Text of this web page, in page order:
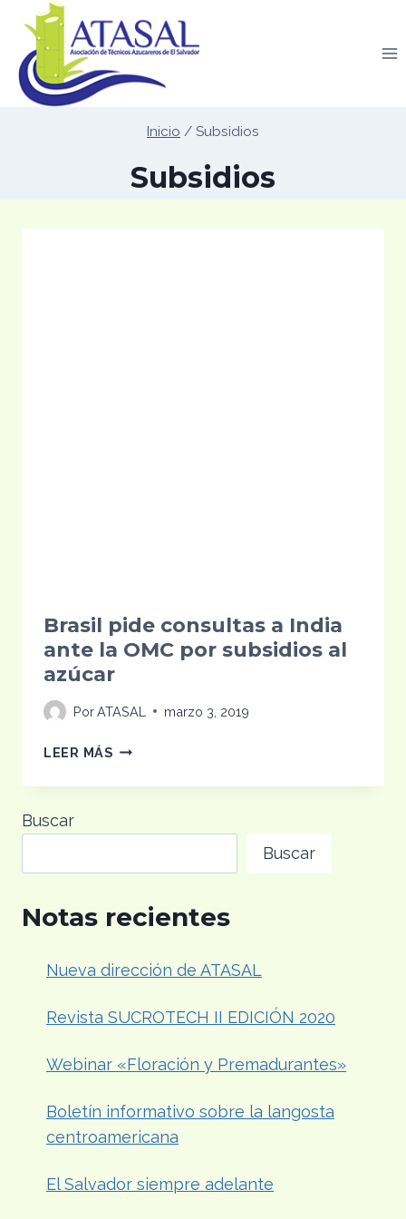
Saltar
contenido
Inicio / Subsidios
Subsidios
Brasil pide consultas a India
ante la OMC por subsidios al
azúcar
PorATASAL marzo 3, 2019
LEER MÁSBRASIL
CONSULTAS
INDIA
LA
POR
AZÚCAR
Buscar
Buscar
Notas recientes
Nueva dirección de ATASAL
Revista SUCROTECH II EDICIÓN 2020
Webinar «Floración y Premadurantes»
Boletín informativo sobre la langosta
centroamericana
El Salvador siempre adelante